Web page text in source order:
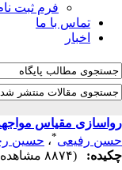
فرم ثبت
تماس با ما
اخبار
رواسازی مقیاس
حسن رفیعی*، حسین
چکیده:
(۸۸۷۴ مشاهده)